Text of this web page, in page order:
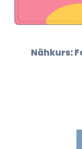
Nähkurs: